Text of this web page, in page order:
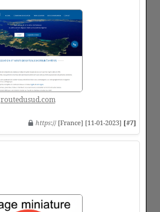
routedusud.com
https:// [France] [11-01-2023] [#7]